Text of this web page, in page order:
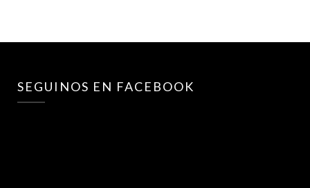
SEGUINOS EN FACEBOOK